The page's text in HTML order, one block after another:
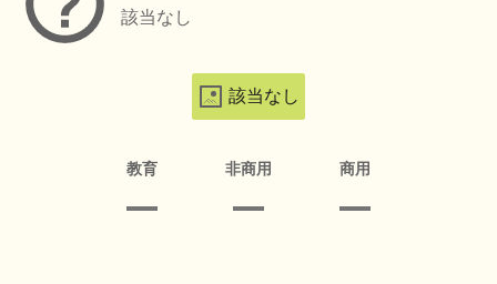
該当なし
該当なし
教育 非商用 商用